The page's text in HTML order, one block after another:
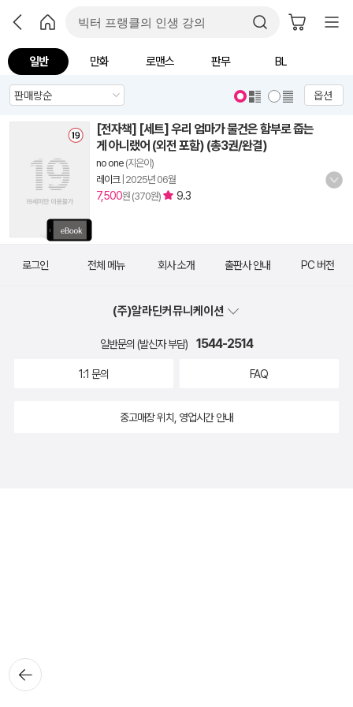
일반 만화 로맨스 판무 BL
옵션
[전자책] [세트] 우리 엄마가 물건은 함부로 줍는
게 아니랬어 (외전 포함) (총3권/완결)
no one (지은이)
레이크| 2025년 06월
7,500원 (370원) 9.3
뒤로가
기
로그인 전체 메뉴 회사 소개 출판사 안내 PC 버전
(주)알라딘커뮤니케이션
일반문의 (발신자 부담) 1544-2514
1:1 문의 FAQ
중고매장 위치, 영업시간 안내